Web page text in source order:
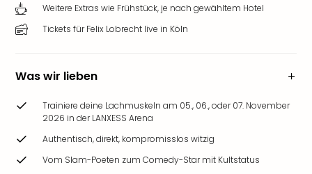
Weitere Extras wie Frühstück, je nach gewähltem Hotel
Tickets für Felix Lobrecht live in Köln
Was wir lieben
Trainiere deine Lachmuskeln am 05., 06., oder 07. November
2026 in der LANXESS Arena
Authentisch, direkt, kompromisslos witzig
Vom Slam-Poeten zum Comedy-Star mit Kultstatus